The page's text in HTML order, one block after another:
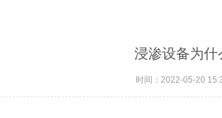
浸渗设备为什
时间：2022-05-20